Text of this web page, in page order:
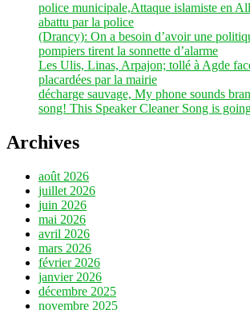
#France »
police municipale,Attaque islamiste en
abattu par la police
(Drancy): On a besoin d’avoir une
pompiers tirent la sonnette d’alarme
Les Ulis, Linas, Arpajon; tollé à Agde
placardées par la mairie
décharge sauvage, My phone sounds
song! This Speaker Cleaner Song is
Archives
août 2026
juillet 2026
juin 2026
mai 2026
avril 2026
mars 2026
février 2026
janvier 2026
décembre 2025
novembre 2025